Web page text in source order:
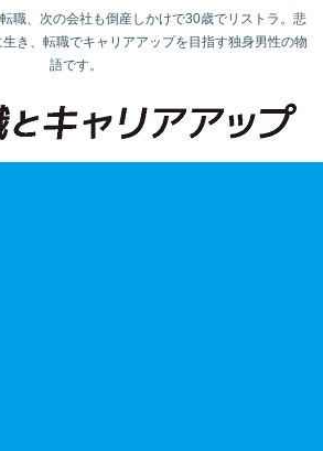
職、次の会社も倒産しかけで30歳でリストラ。悲
き、転職でキャリアアップを目指す独身男性の物
語です。